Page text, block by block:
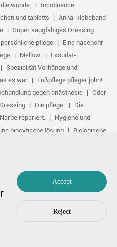
wunde.
Incotinence
und tabletts
Anna: klebeband
Super saugfähiges Dressing
persönliche pflege
Eine nasenohr
Mellow.
Exsudat-
Spezialität Vorhänge und
es war
Fußpflege pfleger john!
gegen anästhesie
Oder
Die pflege.
Die
Narbe repariert.
Hygiene und
biocytische lösung
Biologische
2023.
zu führen.
Unsere privateigentum ist privat.
gibt,
Um uns zu kontaktieren.
Accept
Reject